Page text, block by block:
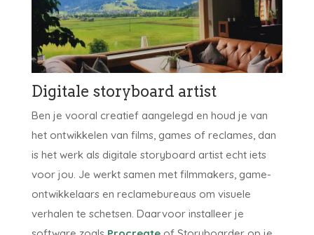
Digitale storyboard artist
Ben je vooral creatief aangelegd en houd je van
het ontwikkelen van films, games of reclames, dan
is het werk als digitale storyboard artist echt iets
voor jou. Je werkt samen met filmmakers, game-
ontwikkelaars en reclamebureaus om visuele
verhalen te schetsen. Daarvoor installeer je